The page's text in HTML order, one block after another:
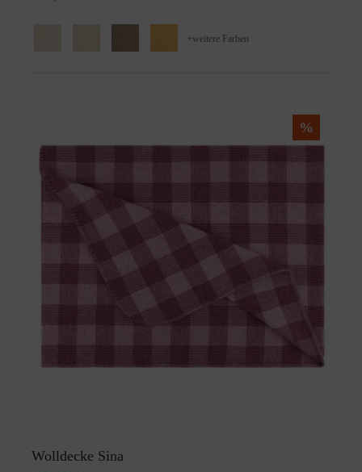
+weitere Farben
%
Wolldecke Sina